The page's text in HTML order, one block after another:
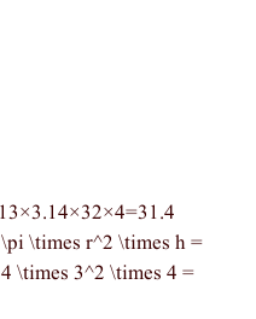
\times r^2 \times h =
\times 3^2 \times 4 =